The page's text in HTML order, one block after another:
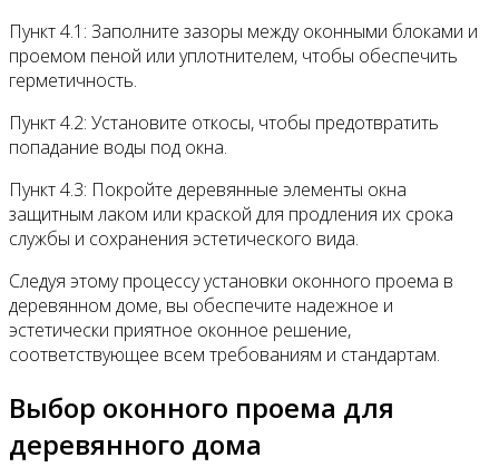
Пункт 4.1: Заполните зазоры между оконными блоками и
проемом пеной или уплотнителем, чтобы обеспечить
герметичность.
Пункт 4.2: Установите откосы, чтобы предотвратить
попадание воды под окна.
Пункт 4.3: Покройте деревянные элементы окна
защитным лаком или краской для продления их срока
службы и сохранения эстетического вида.
Следуя этому процессу установки оконного проема в
деревянном доме, вы обеспечите надежное и
эстетически приятное оконное решение,
соответствующее всем требованиям и стандартам.
Выбор оконного проема для
деревянного дома